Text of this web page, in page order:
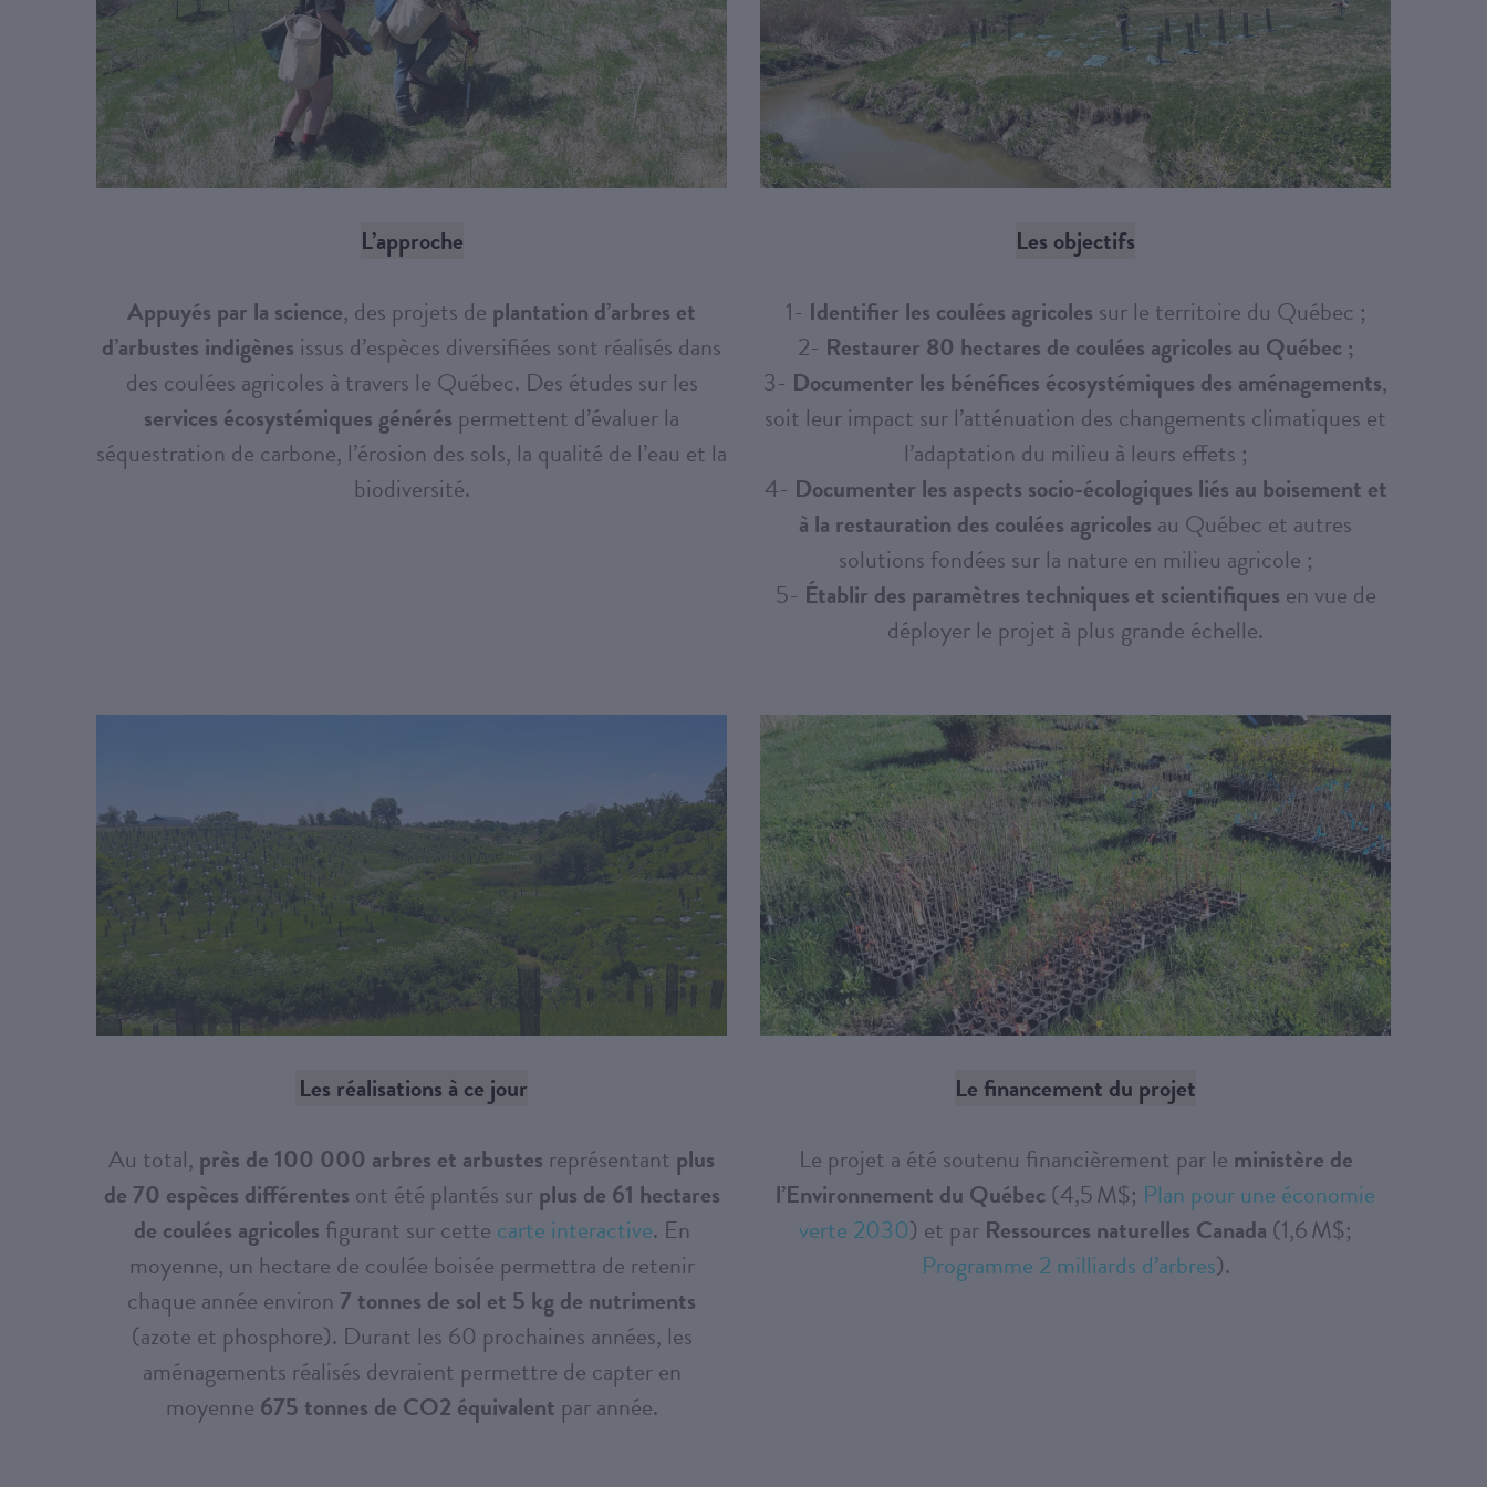
L’approche
Appuyés par la science, des projets de plantation d’arbres et
d’arbustes indigènes issus d’espèces diversifiées sont réalisés dans
des coulées agricoles à travers le Québec. Des études sur les
services écosystémiques générés permettent d’évaluer la
séquestration de carbone, l’érosion des sols, la qualité de l’eau et la
biodiversité.
Les objectifs
1- Identifier les coulées agricoles sur le territoire du Québec ;
2- Restaurer 80 hectares de coulées agricoles au Québec ;
3- Documenter les bénéfices écosystémiques des aménagements,
soit leur impact sur l’atténuation des changements climatiques et
l’adaptation du milieu à leurs effets ;
4- Documenter les aspects socio-écologiques liés au boisement et
à la restauration des coulées agricoles au Québec et autres
solutions fondées sur la nature en milieu agricole ;
5- Établir des paramètres techniques et scientifiques en vue de
déployer le projet à plus grande échelle.
Les réalisations à ce jour
Au total, près de 100 000 arbres et arbustes représentant plus
de 70 espèces différentes ont été plantés surplus de 61 hectares
de coulées agricoles figurant sur cette carte interactive. En
moyenne, un hectare de coulée boisée permettra de retenir
chaque année environ 7 tonnes de sol et 5 kg de nutriments
(azote et phosphore). Durant les 60 prochaines années, les
aménagements réalisés devraient permettre de capter en
moyenne 675 tonnes de CO2 équivalent par année.
Le financement du projet
Le projet a été soutenu financièrement par le ministère de
l’Environnement du Québec(4,5 M$; Plan pour une économie
verte 2030) et par Ressources naturelles Canada (1,6 M$;
Programme 2 milliards d’arbres).